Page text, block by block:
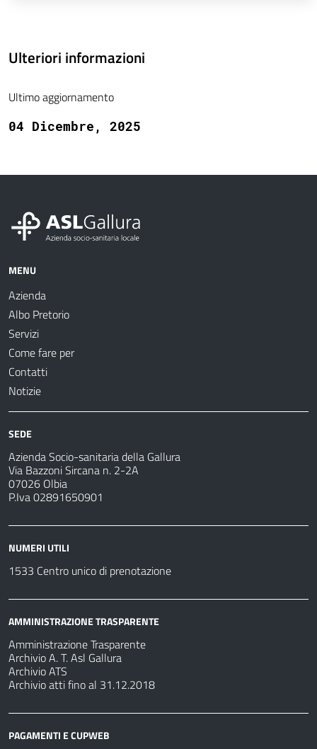
Ulteriori informazioni
Ultimo aggiornamento
04 Dicembre, 2025
MENU
Azienda
Albo Pretorio
Servizi
Come fare per
Contatti
Notizie
SEDE
Azienda Socio-sanitaria della Gallura
Via Bazzoni Sircana n. 2-2A
07026 Olbia
P.Iva 02891650901
NUMERI UTILI
1533 Centro unico di prenotazione
AMMINISTRAZIONE TRASPARENTE
Amministrazione Trasparente
Archivio A. T. Asl Gallura
Archivio ATS
Archivio atti fino al 31.12.2018
PAGAMENTI E CUPWEB